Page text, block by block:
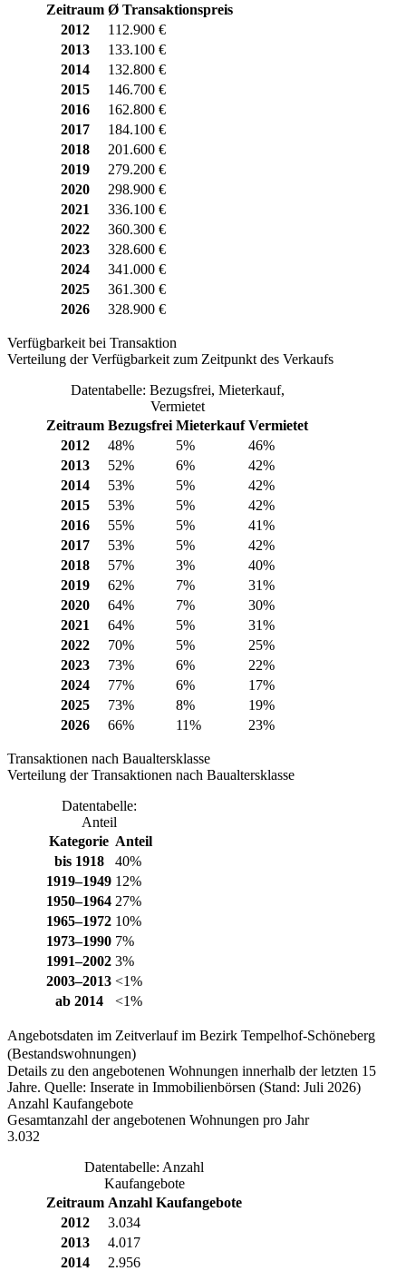
Zeitraum Ø Transaktionspreis
2012
112.900 €
2013
133.100 €
2014
132.800 €
2015
146.700 €
2016
162.800 €
2017
184.100 €
2018
201.600 €
2019
279.200 €
2020
298.900 €
2021
336.100 €
2022
360.300 €
2023
328.600 €
2024
341.000 €
2025
361.300 €
2026
328.900 €
Verfügbarkeit bei Transaktion
Verteilung der Verfügbarkeit zum Zeitpunkt des Verkaufs
Datentabelle: Bezugsfrei, Mieterkauf,
Vermietet
Zeitraum Bezugsfrei Mieterkauf Vermietet
2012
48% 5%
46%
2013
52% 6%
42%
2014
53% 5%
42%
2015
53% 5%
42%
2016
55% 5%
41%
2017
53% 5%
42%
2018
57% 3%
40%
2019
62% 7%
31%
2020
64% 7%
30%
2021
64% 5%
31%
2022
70% 5%
25%
2023
73% 6%
22%
2024
77% 6%
17%
2025
73% 8%
19%
2026
66% 11% 23%
Transaktionen nach Baualtersklasse
Verteilung der Transaktionen nach Baualtersklasse
Datentabelle:
Anteil
Kategorie Anteil
bis 1918
40%
1919–1949 12%
1950–1964 27%
1965–1972 10%
1973–1990 7%
1991–2002 3%
2003–2013 <1%
ab 2014
<1%
Angebotsdaten im Zeitverlauf im Bezirk Tempelhof-Schöneberg
(Bestandswohnungen)
Details zu den angebotenen Wohnungen innerhalb der letzten 15
Jahre. Quelle: Inserate in Immobilienbörsen (Stand: Juli 2026)
Anzahl Kaufangebote
Gesamtanzahl der angebotenen Wohnungen pro Jahr
3.032
Datentabelle: Anzahl
Kaufangebote
Zeitraum Anzahl Kaufangebote
2012
3.034
2013
4.017
2014
2.956